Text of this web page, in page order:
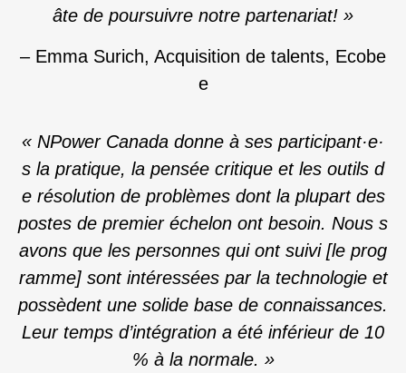
âte de poursuivre notre partenariat! »
– Emma Surich, Acquisition de talents, Ecobe
e
« NPower Canada donne à ses participant·e·
s la pratique, la pensée critique et les outils d
e résolution de problèmes dont la plupart des
postes de premier échelon ont besoin. Nous s
avons que les personnes qui ont suivi [le prog
ramme] sont intéressées par la technologie et
possèdent une solide base de connaissances.
Leur temps d’intégration a été inférieur de 10
% à la normale. »